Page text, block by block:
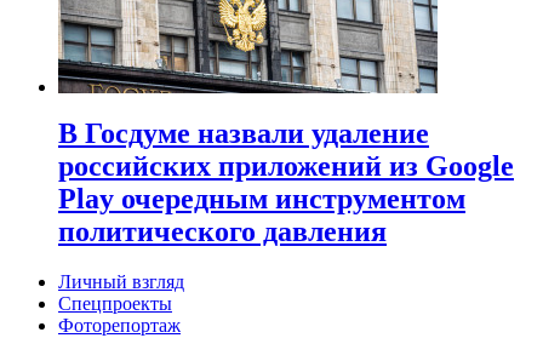
В Госдуме назвали удаление
российских приложений из Google
Play очередным инструментом
политического давления
Личный взгляд
Спецпроекты
Фоторепортаж